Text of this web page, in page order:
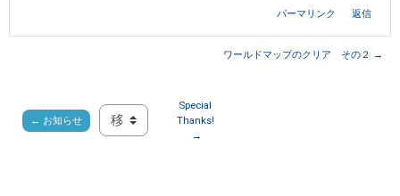
パーマリンク 返信
ワールドマップのクリア その２ →
← お知らせ
移動 ...
Special
Thanks!
→